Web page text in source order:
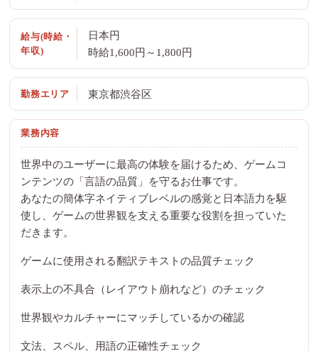
給与(時給・
年収)
日本円
時給1,600円～1,800円
勤務エリア 東京都渋谷区
業務内容
世界中のユーザーに最高の体験を届けるため、ゲームコ
ンテンツの「言語の品質」を守るお仕事です。
あなたの簡体字ネイティブレベルの感覚と日本語力を駆
使し、ゲームの世界観を支える重要な役割を担っていた
だきます。
ゲームに使用される翻訳テキストの品質チェック
表示上の不具合（レイアウト崩れなど）のチェック
世界観やカルチャーにマッチしているかの確認
文法、スペル、用語の正確性チェック